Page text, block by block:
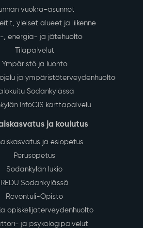
vuokra-asunnot
yleiset alueet ja liikenne
, energia- ja jätehuolto
Tilapalvelut
Ympäristö ja luonto
ja ympäristöterveydenhuolto
Sodankylässä
InfoGIS karttapalvelu
ja koulutus
ja esiopetus
Perusopetus
Sodankylän lukio
REDU Sodankylässä
Revontuli-Opisto
opiskelijaterveydenhuolto
ja psykologipalvelut